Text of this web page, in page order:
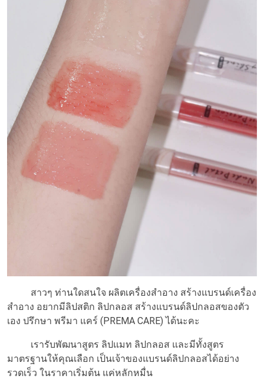
สาวๆ ท่านใดสนใจ ผลิตเครื่องสำอาง สร้างแบรนด์เครื่อง
สำอาง อยากมีลิปสติก ลิปกลอส สร้างแบรนด์ลิปกลอสของตัว
เอง ปรึกษา พรีมา แคร์ (PREMA CARE) ได้นะคะ
เรารับพัฒนาสูตร ลิปแมท ลิปกลอส และมีทั้งสูตร
มาตรฐานให้คุณเลือก เป็นเจ้าของแบรนด์ลิปกลอสได้อย่าง
รวดเร็ว ในราคาเริ่มต้น แค่หลักหมื่น